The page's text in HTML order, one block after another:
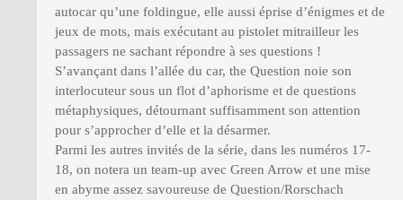
autocar qu’une foldingue, elle aussi éprise d’énigmes et de
jeux de mots, mais exécutant au pistolet mitrailleur les
passagers ne sachant répondre à ses questions !
S’avançant dans l’allée du car, the Question noie son
interlocuteur sous un flot d’aphorisme et de questions
métaphysiques, détournant suffisamment son attention
pour s’approcher d’elle et la désarmer.
Parmi les autres invités de la série, dans les numéros 17-
18, on notera un team-up avec Green Arrow et une mise
en abyme assez savoureuse de Question/Rorschach